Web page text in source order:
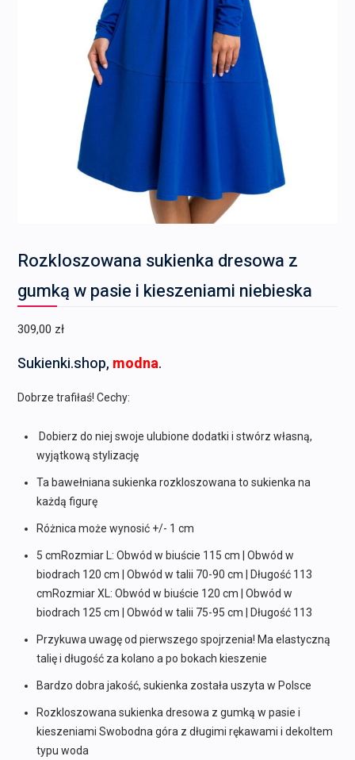
Rozkloszowana sukienka dresowa z
gumką w pasie i kieszeniami niebieska
309,00 zł
Sukienki.shop, modna.
Dobrze trafiłaś! Cechy:
Dobierz do niej swoje ulubione dodatki i stwórz własną,
wyjątkową stylizację
Ta bawełniana sukienka rozkloszowana to sukienka na
każdą figurę
Różnica może wynosić +/- 1 cm
5 cmRozmiar L: Obwód w biuście 115 cm | Obwód w
biodrach 120 cm | Obwód w talii 70-90 cm | Długość 113
cmRozmiar XL: Obwód w biuście 120 cm | Obwód w
biodrach 125 cm | Obwód w talii 75-95 cm | Długość 113
Przykuwa uwagę od pierwszego spojrzenia! Ma elastyczną
talię i długość za kolano a po bokach kieszenie
Bardzo dobra jakość, sukienka została uszyta w Polsce
Rozkloszowana sukienka dresowa z gumką w pasie i
kieszeniami Swobodna góra z długimi rękawami i dekoltem
typu woda